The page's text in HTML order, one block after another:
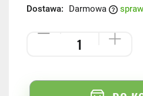
Dostawa:
Darmowa